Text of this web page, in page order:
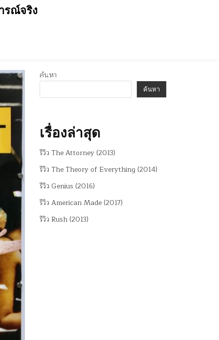
รณ์จริง
ค้นหา
ค้นหา
เรื่องล่าสุด
รีวิว The Attorney (2013)
รีวิว The Theory of Everything (2014)
รีวิว Genius (2016)
รีวิว American Made (2017)
รีวิว Rush (2013)